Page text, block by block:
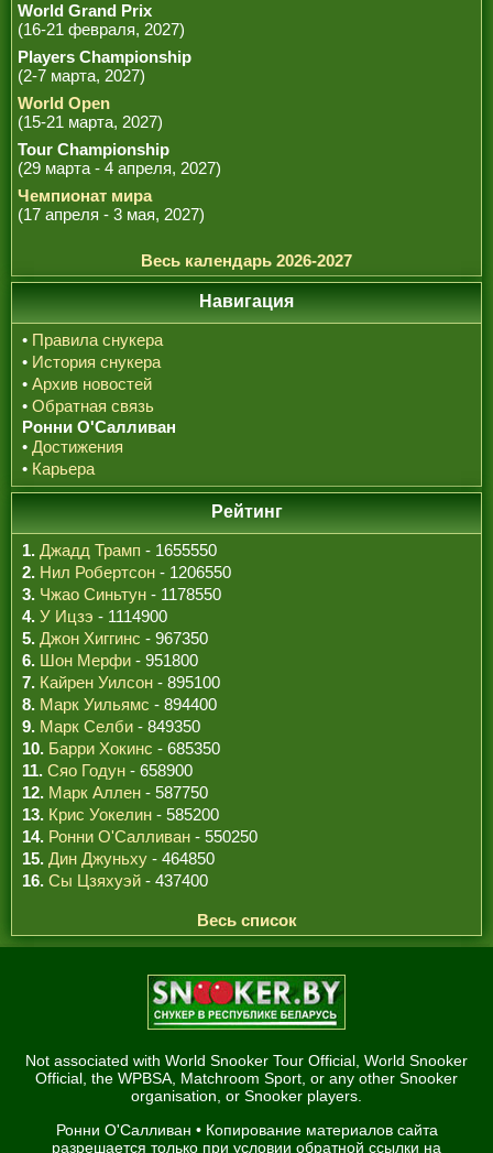
World Grand Prix
(16-21 февраля, 2027)
Players Championship
(2-7 марта, 2027)
World Open
(15-21 марта, 2027)
Tour Championship
(29 марта - 4 апреля, 2027)
Чемпионат мира
(17 апреля - 3 мая, 2027)
Весь календарь 2026-2027
Навигация
• Правила снукера
• История снукера
• Архив новостей
• Обратная связь
Ронни О'Салливан
• Достижения
• Карьера
Рейтинг
1. Джадд Трамп - 1655550
2. Нил Робертсон - 1206550
3. Чжао Синьтун - 1178550
4. У Ицзэ - 1114900
5. Джон Хиггинс - 967350
6. Шон Мерфи - 951800
7. Кайрен Уилсон - 895100
8. Марк Уильямс - 894400
9. Марк Селби - 849350
10. Барри Хокинс - 685350
11. Сяо Годун - 658900
12. Марк Аллен - 587750
13. Крис Уокелин - 585200
14. Ронни О'Салливан - 550250
15. Дин Джуньху - 464850
16. Сы Цзяхуэй - 437400
Весь список
Not associated with World Snooker Tour Official, World Snooker
Official, the WPBSA, Matchroom Sport, or any other Snooker
organisation, or Snooker players.
Ронни О'Салливан • Копирование материалов сайта
разрешается только при условии обратной ссылки на